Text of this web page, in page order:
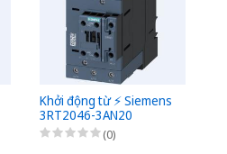
Khởi động từ ⚡️ Siemens
3RT2046-3AN20
(0)